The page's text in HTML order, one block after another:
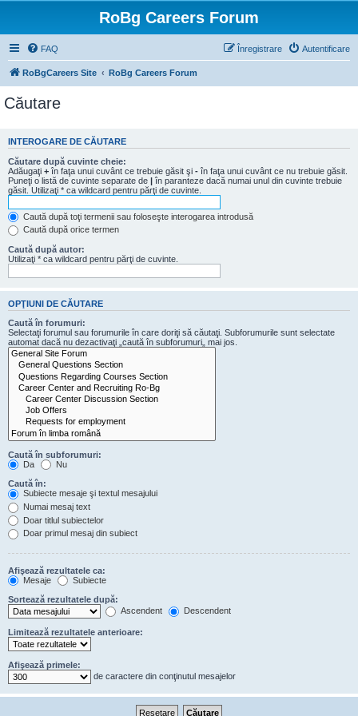
RoBg Careers Forum
FAQ Autentificare
Înregistrare
RoBgCareers Site RoBg Careers Forum
Căutare
INTEROGARE DE CĂUTARE
Căutare după cuvinte cheie:
Adăugaţi + în faţa unui cuvânt ce trebuie găsit şi - în faţa unui cuvânt ce nu trebuie găsit.
Puneţi o listă de cuvinte separate de | în paranteze dacă numai unul din cuvinte trebuie
găsit. Utilizaţi * ca wildcard pentru părţi de cuvinte.
Caută după toţi termenii sau foloseşte interogarea introdusă
Caută după orice termen
Caută după autor:
Utilizaţi * ca wildcard pentru părţi de cuvinte.
OPŢIUNI DE CĂUTARE
Caută în forumuri:
Selectaţi forumul sau forumurile în care doriţi să căutaţi. Subforumurile sunt selectate
automat dacă nu dezactivaţi „caută în subforumuri„ mai jos.
Caută în subforumuri:
Da
Nu
Caută în:
Subiecte mesaje şi textul mesajului
Numai mesaj text
Doar titlul subiectelor
Doar primul mesaj din subiect
Afişează rezultatele ca:
Mesaje
Subiecte
Sortează rezultatele după:
Ascendent
Descendent
Limitează rezultatele anterioare:
Afişează primele:
de caractere din conţinutul mesajelor